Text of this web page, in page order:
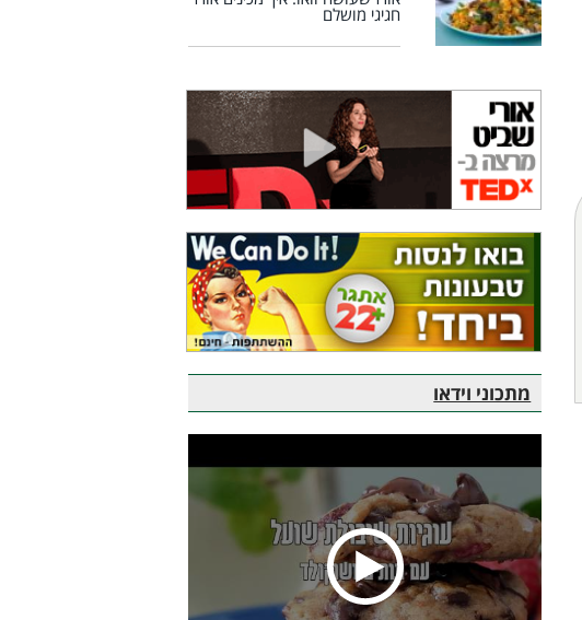
חגיגי מושלם
מתכוני וידאו